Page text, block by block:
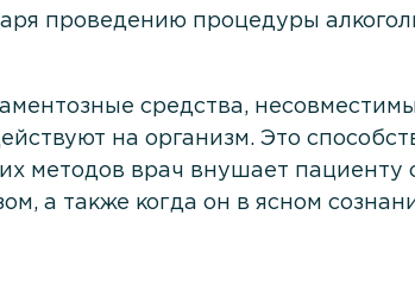
проведению процедуры
средства,
на организм. Это
методов врач внушает
а также когда он в ясном